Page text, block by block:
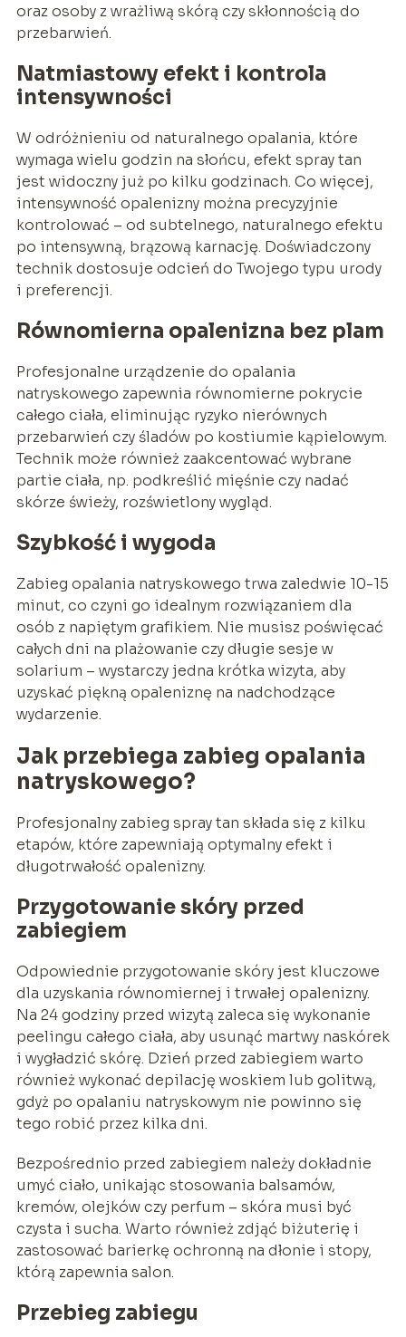
oraz osoby z wrażliwą skórą czy skłonnością do
przebarwień.
Natmiastowy efekt i kontrola
intensywności
W odróżnieniu od naturalnego opalania, które
wymaga wielu godzin na słońcu, efekt spray tan
jest widoczny już po kilku godzinach. Co więcej,
intensywność opalenizny można precyzyjnie
kontrolować – od subtelnego, naturalnego efektu
po intensywną, brązową karnację. Doświadczony
technik dostosuje odcień do Twojego typu urody
i preferencji.
Równomierna opalenizna bez plam
Profesjonalne urządzenie do opalania
natryskowego zapewnia równomierne pokrycie
całego ciała, eliminując ryzyko nierównych
przebarwień czy śladów po kostiumie kąpielowym.
Technik może również zaakcentować wybrane
partie ciała, np. podkreślić mięśnie czy nadać
skórze świeży, rozświetlony wygląd.
Szybkość i wygoda
Zabieg opalania natryskowego trwa zaledwie 10-15
minut, co czyni go idealnym rozwiązaniem dla
osób z napiętym grafikiem. Nie musisz poświęcać
całych dni na plażowanie czy długie sesje w
solarium – wystarczy jedna krótka wizyta, aby
uzyskać piękną opaleniznę na nadchodzące
wydarzenie.
Jak przebiega zabieg opalania
natryskowego?
Profesjonalny zabieg spray tan składa się z kilku
etapów, które zapewniają optymalny efekt i
długotrwałość opalenizny.
Przygotowanie skóry przed
zabiegiem
Odpowiednie przygotowanie skóry jest kluczowe
dla uzyskania równomiernej i trwałej opalenizny.
Na 24 godziny przed wizytą zaleca się wykonanie
peelingu całego ciała, aby usunąć martwy naskórek
i wygładzić skórę. Dzień przed zabiegiem warto
również wykonać depilację woskiem lub golitwą,
gdyż po opalaniu natryskowym nie powinno się
tego robić przez kilka dni.
Bezpośrednio przed zabiegiem należy dokładnie
umyć ciało, unikając stosowania balsamów,
kremów, olejków czy perfum – skóra musi być
czysta i sucha. Warto również zdjąć biżuterię i
zastosować barierkę ochronną na dłonie i stopy,
którą zapewnia salon.
Przebieg zabiegu